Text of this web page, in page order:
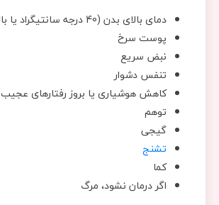
دمای بالای بدن (40 درجه سانتیگراد یا بالاتر)
پوست سرخ
نبض سریع
تنفس دشوار
کاهش هوشیاری یا بروز رفتارهای عجیب
توهم
گیجی
تشنج
کما
اگر درمان نشود، مرگ